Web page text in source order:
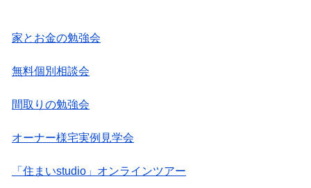
家とお金の勉強会
無料個別相談会
間取りの勉強会
オーナー様宅実例見学会
「住まいstudio」オンラインツアー